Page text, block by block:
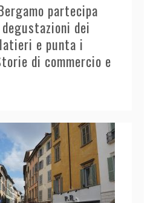
partecipa
dei
e punta i
di commercio e